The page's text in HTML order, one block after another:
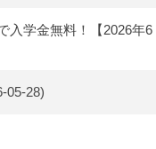
入学金無料！【2026年6
05-28)